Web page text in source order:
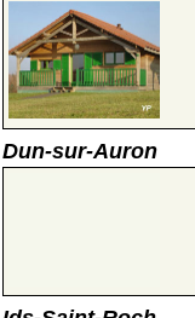
Dun-sur-Auron